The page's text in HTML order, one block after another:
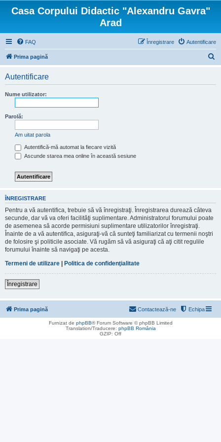
Casa Corpului Didactic "Alexandru Gavra"
Arad
FAQ Autentificare
Înregistrare
Prima pagină
Autentificare
Nume utilizator:
Parolă:
Am uitat parola
Autentifică-mă automat la fiecare vizită
Ascunde starea mea online în această sesiune
ÎNREGISTRARE
Pentru a vă autentifica, trebuie să vă înregistraţi. Înregistrarea durează câteva
secunde, dar vă va oferi facilităţi suplimentare. Administratorul forumului poate
de asemenea să acorde permisiuni suplimentare utilizatorilor înregistraţi.
Înainte de a vă autentifica, asiguraţi-vă că sunteţi familiarizat cu termenii noştri
de folosire şi politicile asociate. Vă rugăm să vă asiguraţi că aţi citit regulile
forumului înainte să navigaţi pe acesta.
Termeni de utilizare | Politica de confidenţialitate
Înregistrare
Prima pagină Echipa
Contactează-ne
Furnizat de phpBB® Forum Software © phpBB Limited
Translation/Traducere: phpBB România
GZIP: Off